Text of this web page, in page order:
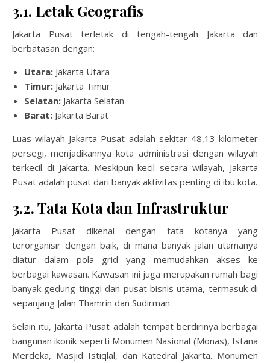
3.1. Letak Geografis
Jakarta Pusat terletak di tengah-tengah Jakarta dan
berbatasan dengan:
Utara: Jakarta Utara
Timur: Jakarta Timur
Selatan: Jakarta Selatan
Barat: Jakarta Barat
Luas wilayah Jakarta Pusat adalah sekitar 48,13 kilometer
persegi, menjadikannya kota administrasi dengan wilayah
terkecil di Jakarta. Meskipun kecil secara wilayah, Jakarta
Pusat adalah pusat dari banyak aktivitas penting di ibu kota.
3.2. Tata Kota dan Infrastruktur
Jakarta Pusat dikenal dengan tata kotanya yang
terorganisir dengan baik, di mana banyak jalan utamanya
diatur dalam pola grid yang memudahkan akses ke
berbagai kawasan. Kawasan ini juga merupakan rumah bagi
banyak gedung tinggi dan pusat bisnis utama, termasuk di
sepanjang Jalan Thamrin dan Sudirman.
Selain itu, Jakarta Pusat adalah tempat berdirinya berbagai
bangunan ikonik seperti Monumen Nasional (Monas), Istana
Merdeka, Masjid Istiqlal, dan Katedral Jakarta. Monumen